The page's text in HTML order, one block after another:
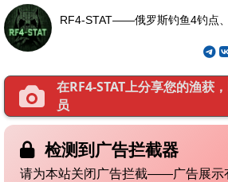
RF4-STAT——俄罗斯钓鱼4钓点
在RF4-STAT上分享您的渔获
员
检测到广告拦截器
请为本站关闭广告拦截——广告展示